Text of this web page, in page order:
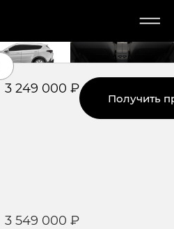
Ещё 1 фото
3 249 000 ₽
3 549 000 ₽
Получить